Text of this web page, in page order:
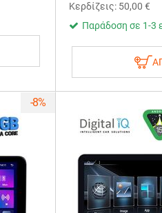
Κερδίζεις: 50,00 €
Παράδοση σε 1-3
-8%